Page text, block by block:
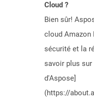
Cloud ?
Bien sûr!
cloud Amazon
sécurité et la
savoir plus
d'Aspose]
(https://